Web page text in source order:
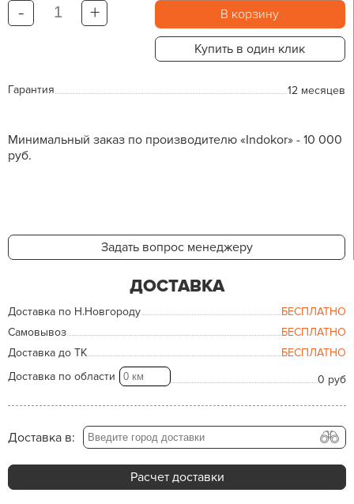
- + В корзину
Купить в один клик
Гарантия 12 месяцев
Минимальный заказ по производителю «Indokor» - 10 000
руб.
Задать вопрос менеджеру
ДОСТАВКА
Доставка по Н.Новгороду
БЕСПЛАТНО
Самовывоз
БЕСПЛАТНО
Доставка до ТК
БЕСПЛАТНО
Доставка по области
0 руб
Доставка в:
Расчет доставки